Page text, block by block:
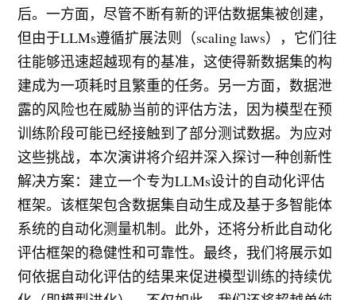
后。一方面，尽管不断有新的评估数据集被创建，
但由于LLMs遵循扩展法则（scaling laws），它们往
往能够迅速超越现有的基准，这使得新数据集的构
建成为一项耗时且繁重的任务。另一方面，数据泄
露的风险也在威胁当前的评估方法，因为模型在预
训练阶段可能已经接触到了部分测试数据。为应对
这些挑战，本次演讲将介绍并深入探讨一种创新性
解决方案：建立一个专为LLMs设计的自动化评估
框架。该框架包含数据集自动生成及基于多智能体
系统的自动化测量机制。此外，还将分析此自动化
评估框架的稳健性和可靠性。最终，我们将展示如
何依据自动化评估的结果来促进模型训练的持续优